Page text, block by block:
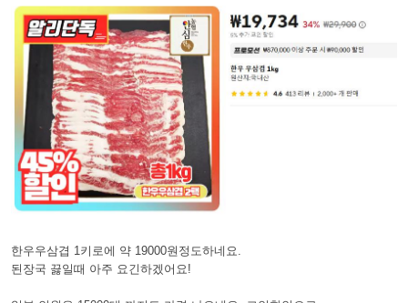
한우우삼겹 1키로에 약 19000원정도하네요.
된장국 끓일때 아주 요긴하겠어요!